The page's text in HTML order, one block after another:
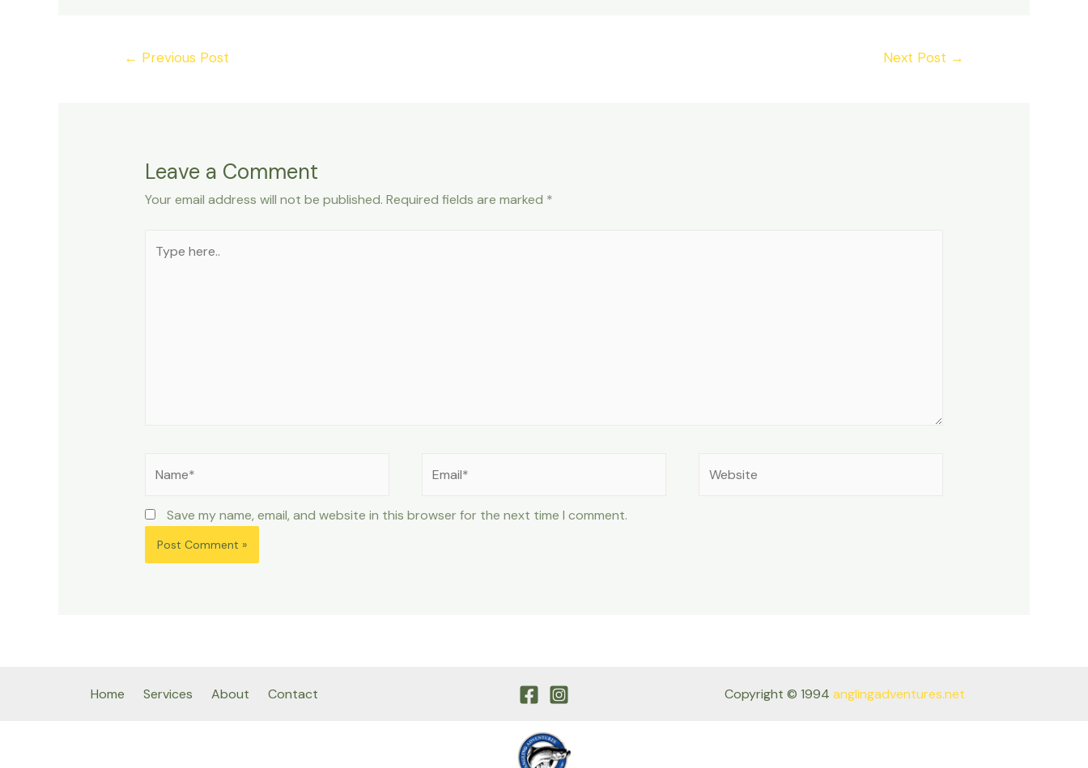
← Previous Post Next Post →
Leave a Comment
Your email address will not be published. Required fields are marked *
here..
Save my name, email, and website in this browser for the next time I comment.
Home Services About Contact Copyright © 1994 anglingadventures.net